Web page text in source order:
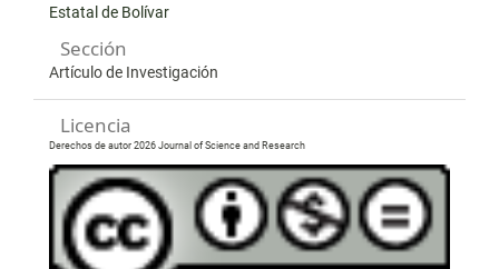
Estatal de Bolívar
Sección
Artículo de Investigación
Licencia
Derechos de autor 2026 Journal of Science and Research